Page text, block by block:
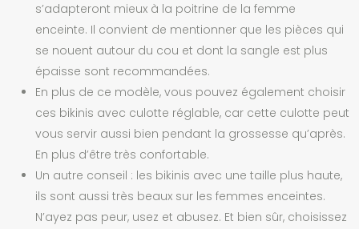
s’adapteront mieux à la poitrine de la femme
enceinte. Il convient de mentionner que les pièces qui
se nouent autour du cou et dont la sangle est plus
épaisse sont recommandées.
En plus de ce modèle, vous pouvez également choisir
ces bikinis avec culotte réglable, car cette culotte peut
vous servir aussi bien pendant la grossesse qu’après.
En plus d’être très confortable.
Un autre conseil : les bikinis avec une taille plus haute,
ils sont aussi très beaux sur les femmes enceintes.
N’ayez pas peur, usez et abusez. Et bien sûr, choisissez